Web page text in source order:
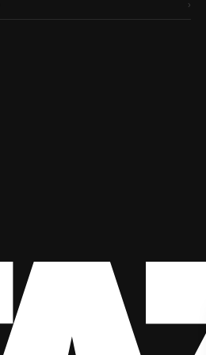
›